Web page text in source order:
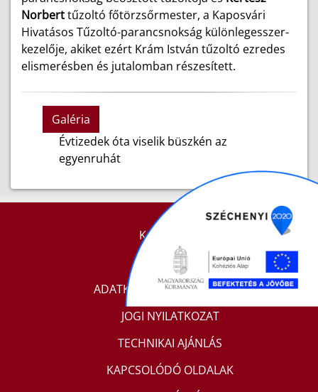
Norberttűzoltó főtörzsőrmester, a Kaposvári
Hivatásos Tűzoltó-parancsnokság különlegesszer-
kezelője, akiket ezért Krám István tűzoltó ezredes
elismerésben és jutalomban részesített.
Galéria
Évtizedek óta viselik büszkén az
egyenruhát
KAPCSOLAT
IMPRESSZUM
ADATKEZELÉSI TÁJÉKOZTATÓ
JOGI NYILATKOZAT
TECHNIKAI AJÁNLÁS
KAPCSOLÓDÓ OLDALAK